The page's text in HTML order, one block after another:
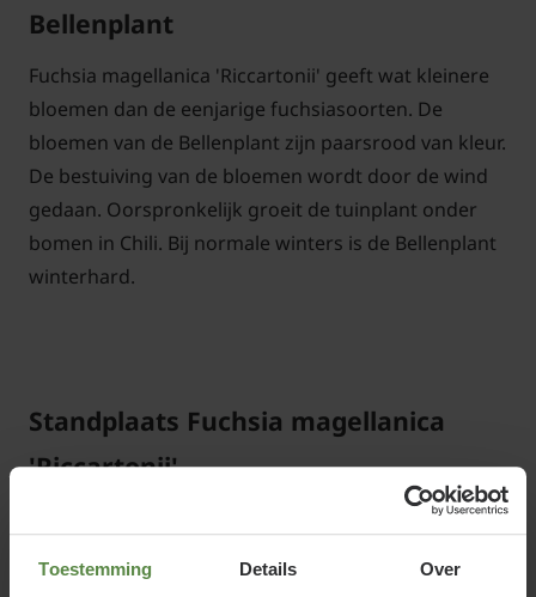
Toestemming Details Over
Bellenplant
Fuchsia magellanica 'Riccartonii' geeft wat kleinere
bloemen dan de eenjarige fuchsiasoorten. De
bloemen van de Bellenplant zijn paarsrood van kleur.
De bestuiving van de bloemen wordt door de wind
gedaan. Oorspronkelijk groeit de tuinplant onder
bomen in Chili. Bij normale winters is de Bellenplant
winterhard.
Standplaats Fuchsia magellanica
'Riccartonii'
Fuchsia magellanica 'Riccartonii' staat het liefst in de
vochtige bodem.